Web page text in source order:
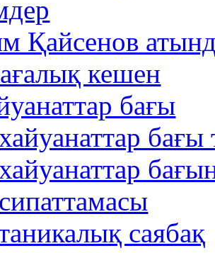
Қайсенов
кешен
бағы
хайуанаттар
хайуанаттар
сипаттамасы
саябақ